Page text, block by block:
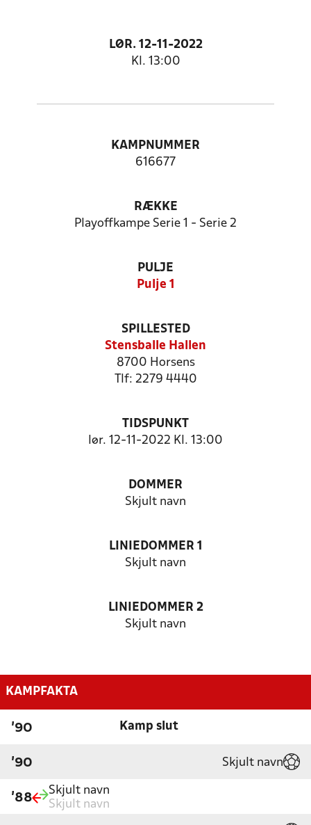
LØR. 12-11-2022
Kl. 13:00
KAMPNUMMER
616677
RÆKKE
Playoffkampe Serie 1 - Serie 2
PULJE
Pulje 1
SPILLESTED
Stensballe Hallen
8700 Horsens
Tlf: 2279 4440
TIDSPUNKT
lør. 12-11-2022 Kl. 13:00
DOMMER
Skjult navn
LINIEDOMMER 1
Skjult navn
LINIEDOMMER 2
Skjult navn
KAMPFAKTA
'90 Kamp slut
'90 Skjult navn
'88
Skjult navn
Skjult navn